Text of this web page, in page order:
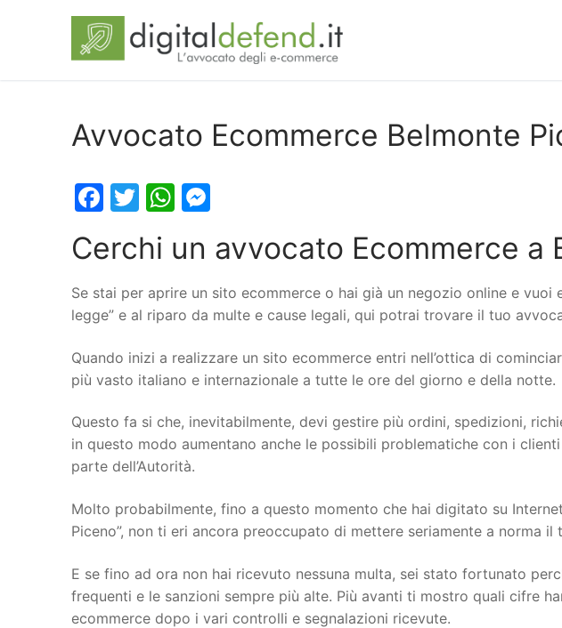
Avvocato Ecommerce Belmonte
Facebook
TwitterWhatsApp
Cerchi un avvocato Ecommerce a
Se stai per aprire un sito ecommerce o hai già un negozio online e vuoi
legge” e al riparo da multe e cause legali, qui potrai trovare il tuo
Quando inizi a realizzare un sito ecommerce entri nell’ottica di
più vasto italiano e internazionale a tutte le ore del giorno e della notte.
Questo fa si che, inevitabilmente, devi gestire più ordini, spedizioni,
in questo modo aumentano anche le possibili problematiche con i
parte dell’Autorità.
Molto probabilmente, fino a questo momento che hai digitato su
Piceno”, non ti eri ancora preoccupato di mettere seriamente a norma
E se fino ad ora non hai ricevuto nessuna multa, sei stato fortunato
frequenti e le sanzioni sempre più alte. Più avanti ti mostro quali cifre
ecommerce dopo i vari controlli e segnalazioni ricevute.